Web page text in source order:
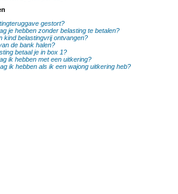
gestort?
je hebben zonder belasting te betalen?
kind belastingvrij ontvangen?
de bank halen?
betaal je in box 1?
ik hebben met een uitkering?
ik hebben als ik een wajong uitkering heb?